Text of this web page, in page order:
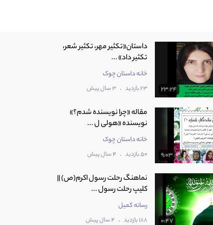
23:24
داستان«تکثیر مهر، تکثیر شعر،
تکثیر داد» ...
خانه داستان چوک
23 بازدید . 3 سال پیش
9:03
مقاله «چرا نویسنده شدم؟»
نویسنده «هولی ل ...
خانه داستان چوک
50 بازدید . 4 سال پیش
0:47
نماهنگ رحلت رسول اکرم(ص) ||
کلیپ رحلت رسول ...
رسانه کمیل
188 بازدید . 4 سال پیش